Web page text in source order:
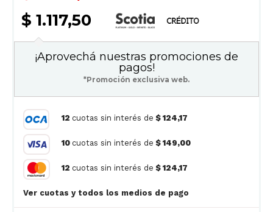
$ 1.117,50
¡Aprovechá nuestras promociones de
pagos!
*Promoción exclusiva web.
12 cuotas sin interés de $ 124,17
10 cuotas sin interés de $ 149,00
12 cuotas sin interés de $ 124,17
Ver cuotas y todos los medios de pago